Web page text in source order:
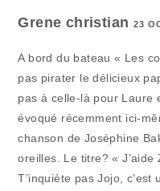
Grene christian 23
A bord du bateau « Les
pas pirater le délicieux
pas à celle-là pour Laure
évoqué récemment ici-
chanson de Joséphine
oreilles. Le titre? « J’aide
T’inquiète pas Jojo,